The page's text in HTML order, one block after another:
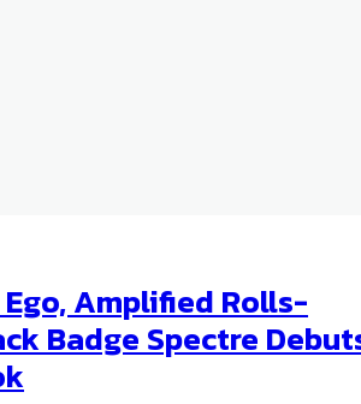
Amplified Rolls-
Badge Spectre